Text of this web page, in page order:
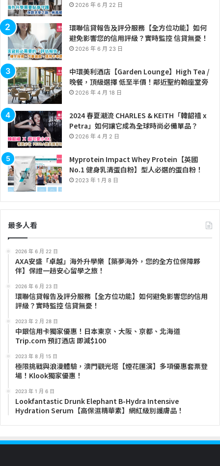
2026 年 6 月 22 日
環聯信貸報告及評分服務【全方位功能】如何
避免影響您的信用評級？實時監控 信貸無憂！
2026 年 6 月 23 日
中環美利酒店【Garden Lounge】High Tea /
晚餐，頂級選擇 低至半價！鄰近聖約翰座堂旁
2026 年 4 月 18 日
2024 春夏潮流 CHARLES & KEITH「韓韶禧 x
Petra」如何讓它成為全球時尚必備單品？
2026 年 4 月 2 日
Myprotein Impact Whey Protein【英國
No.1 健身乳清蛋白粉】型人必選的蛋白粉！
2023 年 1 月 8 日
最多人看
2026 年 6 月 22 日
AXA安盛「卓越」海外升學樂【築夢海外，您的全方位保障夥
伴】保證一趟安心留學之旅！
2026 年 6 月 23 日
環聯信貸報告及評分服務【全方位功能】如何避免影響您的信用
評級？實時監控 信貸無憂！
2023 年 2 月 28 日
中銀信用卡獨家優惠！日本東京、大阪、京都、北海道
Trip.com 預訂酒店 即減$100
2023 年 8 月 15 日
極限挑戰與浪漫體驗，澳門觀光塔【煙花匯演】多項優惠套票登
場！Klook獨家優惠！
2023 年 1 月 6 日
Lookfantastic Drunk Elephant B-Hydra Intensive
Hydration Serum【高保濕精華素】網紅級別護膚品！